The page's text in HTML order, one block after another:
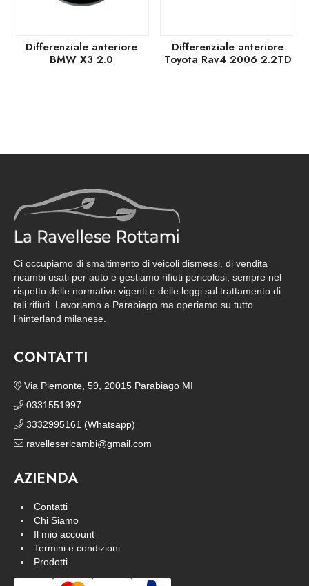
Differenziale anteriore
BMW X3 2.0
Differenziale anteriore
Toyota Rav4 2006 2.2TD
Ci occupiamo di smaltimento di veicoli dismessi, di vendita
ricambi usati per auto e gestiamo rifiuti pericolosi, sempre nel
rispetto delle normative vigenti e delle leggi sul trattamento di
tali rifiuti. Lavoriamo a Parabiago ma operiamo su tutto
l’hinterland milanese.
CONTATTI
Via Piemonte, 59, 20015 Parabiago MI
0331551997
3332995161 (Whatsapp)
ravellesericambi@gmail.com
AZIENDA
Contatti
Chi Siamo
Il mio account
Termini e condizioni
Prodotti